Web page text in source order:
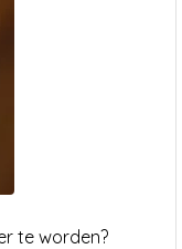
te worden?